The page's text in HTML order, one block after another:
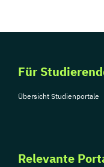
Für
Übersicht Studienportale
Relevante